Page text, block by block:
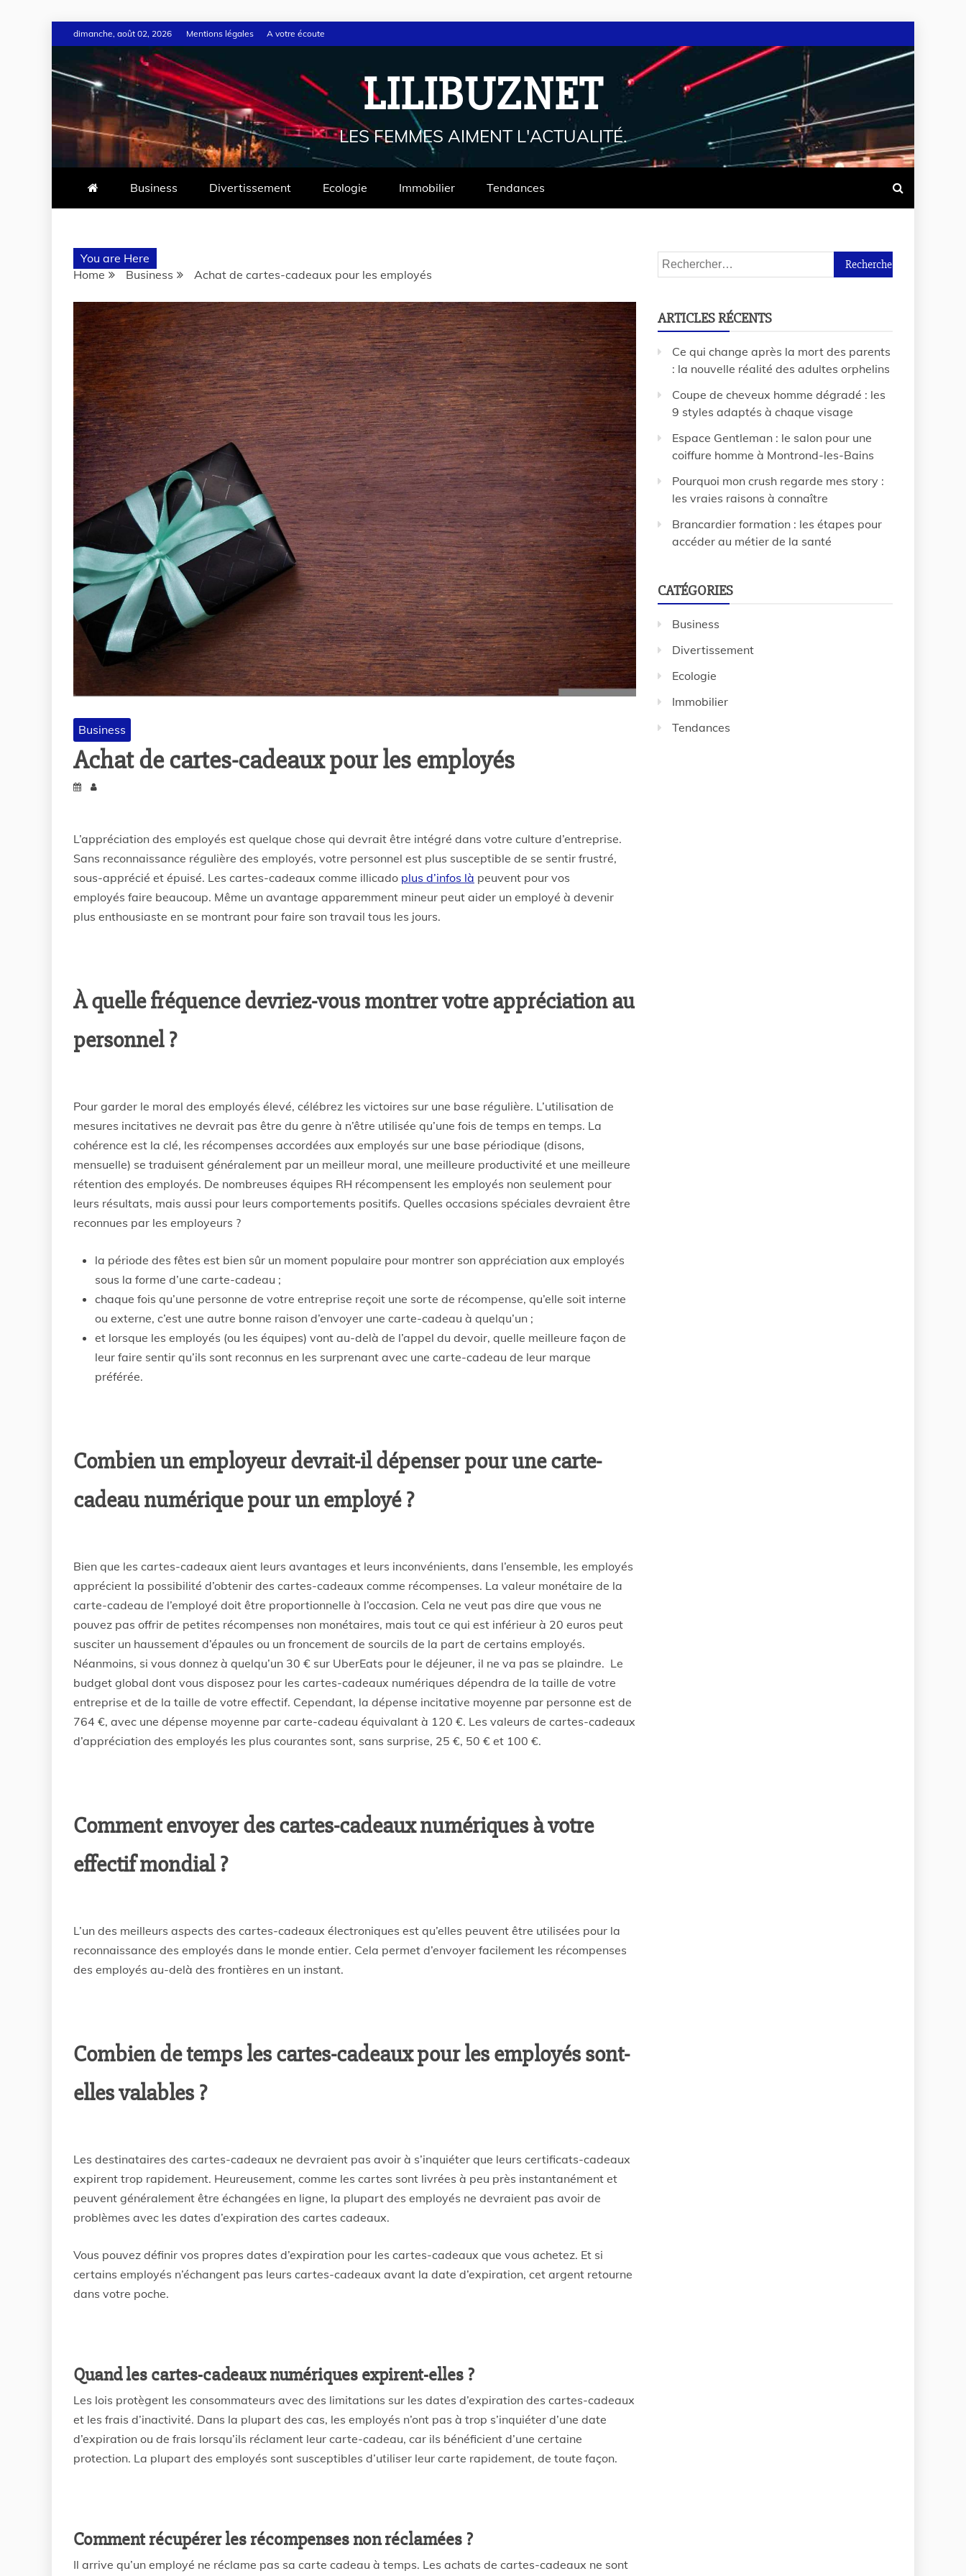
dimanche, août 02, 2026 Mentions légales A votre écoute
LILIBUZNET
LES FEMMES AIMENT L'ACTUALITÉ.
Business Divertissement Ecologie Immobilier Tendances
You are Here
Home
Business Achat de cartes-cadeaux pour les employés
Business
Achat de cartes-cadeaux pour les employés
L’appréciation des employés est quelque chose qui devrait être intégré dans votre culture d’entreprise.
Sans reconnaissance régulière des employés, votre personnel est plus susceptible de se sentir frustré,
sous-apprécié et épuisé. Les cartes-cadeaux comme illicado plus d’infos là peuvent pour vos
employés faire beaucoup. Même un avantage apparemment mineur peut aider un employé à devenir
plus enthousiaste en se montrant pour faire son travail tous les jours.
À quelle fréquence devriez-vous montrer votre appréciation au
personnel ?
Pour garder le moral des employés élevé, célébrez les victoires sur une base régulière. L’utilisation de
mesures incitatives ne devrait pas être du genre à n’être utilisée qu’une fois de temps en temps. La
cohérence est la clé, les récompenses accordées aux employés sur une base périodique (disons,
mensuelle) se traduisent généralement par un meilleur moral, une meilleure productivité et une meilleure
rétention des employés. De nombreuses équipes RH récompensent les employés non seulement pour
leurs résultats, mais aussi pour leurs comportements positifs. Quelles occasions spéciales devraient être
reconnues par les employeurs ?
la période des fêtes est bien sûr un moment populaire pour montrer son appréciation aux employés
sous la forme d’une carte-cadeau ;
chaque fois qu’une personne de votre entreprise reçoit une sorte de récompense, qu’elle soit interne
ou externe, c’est une autre bonne raison d’envoyer une carte-cadeau à quelqu’un ;
et lorsque les employés (ou les équipes) vont au-delà de l’appel du devoir, quelle meilleure façon de
leur faire sentir qu’ils sont reconnus en les surprenant avec une carte-cadeau de leur marque
préférée.
Combien un employeur devrait-il dépenser pour une carte-
cadeau numérique pour un employé ?
Bien que les cartes-cadeaux aient leurs avantages et leurs inconvénients, dans l’ensemble, les employés
apprécient la possibilité d’obtenir des cartes-cadeaux comme récompenses. La valeur monétaire de la
carte-cadeau de l’employé doit être proportionnelle à l’occasion. Cela ne veut pas dire que vous ne
pouvez pas offrir de petites récompenses non monétaires, mais tout ce qui est inférieur à 20 euros peut
susciter un haussement d’épaules ou un froncement de sourcils de la part de certains employés.
Néanmoins, si vous donnez à quelqu’un 30 € sur UberEats pour le déjeuner, il ne va pas se plaindre. Le
budget global dont vous disposez pour les cartes-cadeaux numériques dépendra de la taille de votre
entreprise et de la taille de votre effectif. Cependant, la dépense incitative moyenne par personne est de
764 €, avec une dépense moyenne par carte-cadeau équivalant à 120 €. Les valeurs de cartes-cadeaux
d’appréciation des employés les plus courantes sont, sans surprise, 25 €, 50 € et 100 €.
Comment envoyer des cartes-cadeaux numériques à votre
effectif mondial ?
L’un des meilleurs aspects des cartes-cadeaux électroniques est qu’elles peuvent être utilisées pour la
reconnaissance des employés dans le monde entier. Cela permet d’envoyer facilement les récompenses
des employés au-delà des frontières en un instant.
Combien de temps les cartes-cadeaux pour les employés sont-
elles valables ?
Les destinataires des cartes-cadeaux ne devraient pas avoir à s’inquiéter que leurs certificats-cadeaux
expirent trop rapidement. Heureusement, comme les cartes sont livrées à peu près instantanément et
peuvent généralement être échangées en ligne, la plupart des employés ne devraient pas avoir de
problèmes avec les dates d’expiration des cartes cadeaux.
Vous pouvez définir vos propres dates d’expiration pour les cartes-cadeaux que vous achetez. Et si
certains employés n’échangent pas leurs cartes-cadeaux avant la date d’expiration, cet argent retourne
dans votre poche.
Quand les cartes-cadeaux numériques expirent-elles ?
Les lois protègent les consommateurs avec des limitations sur les dates d’expiration des cartes-cadeaux
et les frais d’inactivité. Dans la plupart des cas, les employés n’ont pas à trop s’inquiéter d’une date
d’expiration ou de frais lorsqu’ils réclament leur carte-cadeau, car ils bénéficient d’une certaine
protection. La plupart des employés sont susceptibles d’utiliser leur carte rapidement, de toute façon.
Comment récupérer les récompenses non réclamées ?
Il arrive qu’un employé ne réclame pas sa carte cadeau à temps. Les achats de cartes-cadeaux ne sont
ARTICLES RÉCENTS
Ce qui change après la mort des parents
: la nouvelle réalité des adultes orphelins
Coupe de cheveux homme dégradé : les
9 styles adaptés à chaque visage
Espace Gentleman : le salon pour une
coiffure homme à Montrond-les-Bains
Pourquoi mon crush regarde mes story :
les vraies raisons à connaître
Brancardier formation : les étapes pour
accéder au métier de la santé
CATÉGORIES
Business
Divertissement
Ecologie
Immobilier
Tendances